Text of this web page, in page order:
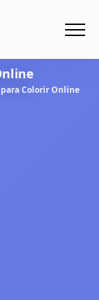
Colorir Online